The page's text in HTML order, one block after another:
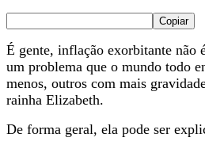
Copiar
É gente, inflação exorbitante não
um problema que o mundo todo
menos, outros com mais
rainha Elizabeth.
De forma geral, ela pode ser